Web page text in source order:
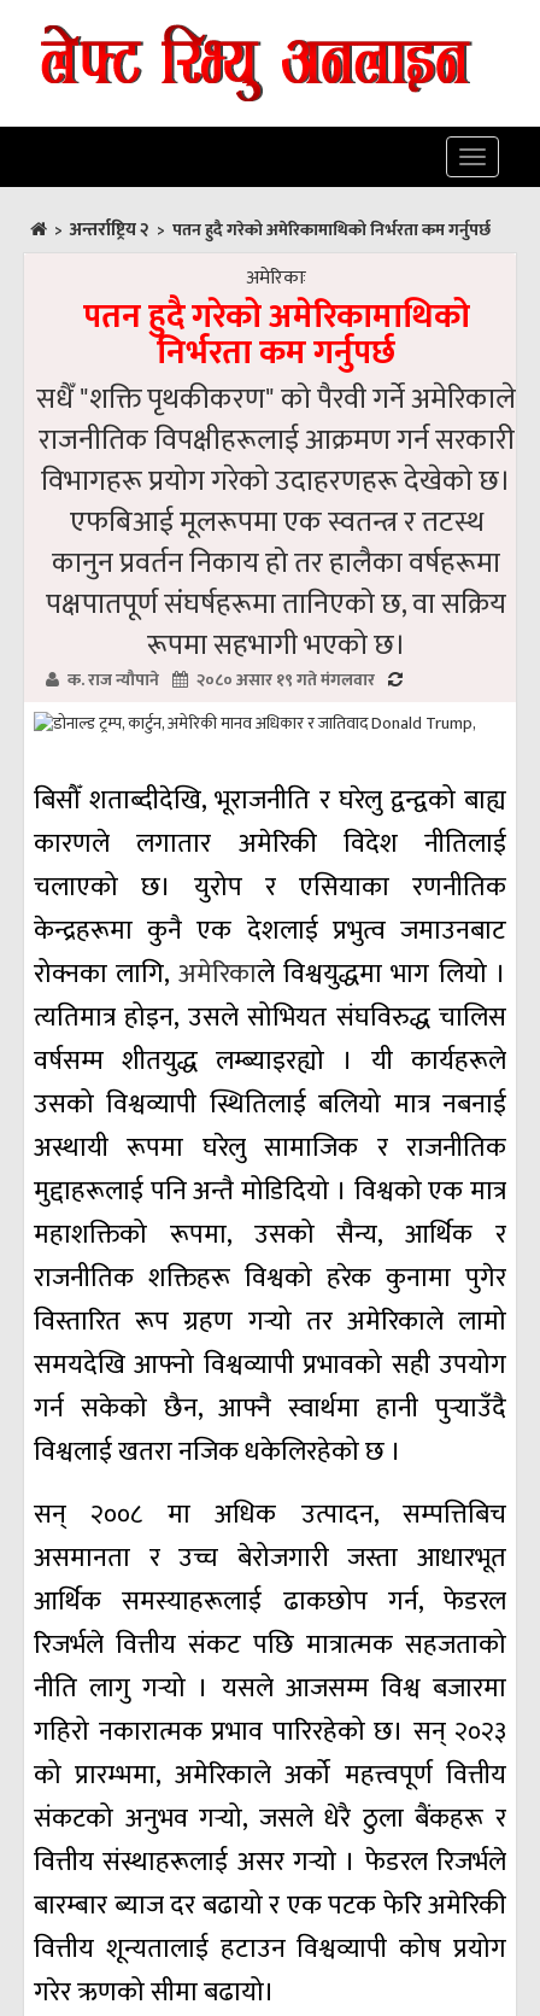
Toggle
> अन्तर्राष्ट्रिय २ > पतन हुदै गरेको अमेरिकामाथिको निर्भरता कम गर्नुपर्छ
अमेरिकाः
पतन हुदै गरेको अमेरिकामाथिको
निर्भरता कम गर्नुपर्छ
सधैँ "शक्ति पृथकीकरण" को पैरवी गर्ने अमेरिकाले
राजनीतिक विपक्षीहरूलाई आक्रमण गर्न सरकारी
विभागहरू प्रयोग गरेको उदाहरणहरू देखेको छ।
एफबिआई मूलरूपमा एक स्वतन्त्र र तटस्थ
कानुन प्रवर्तन निकाय हो तर हालैका वर्षहरूमा
पक्षपातपूर्ण संघर्षहरूमा तानिएको छ, वा सक्रिय
रूपमा सहभागी भएको छ।
क. राज न्यौपाने २०८० असार १९ गते मंगलवार
बिसौँ शताब्दीदेखि, भूराजनीति र घरेलु द्वन्द्वको बाह्य
कारणले लगातार अमेरिकी विदेश नीतिलाई
चलाएको छ। युरोप र एसियाका रणनीतिक
केन्द्रहरूमा कुनै एक देशलाई प्रभुत्व जमाउनबाट
रोक्नका लागि, अमेरिकाले विश्वयुद्धमा भाग लियो ।
त्यतिमात्र होइन, उसले सोभियत संघविरुद्ध चालिस
वर्षसम्म शीतयुद्ध लम्ब्याइरह्यो । यी कार्यहरूले
उसको विश्वव्यापी स्थितिलाई बलियो मात्र नबनाई
अस्थायी रूपमा घरेलु सामाजिक र राजनीतिक
मुद्दाहरूलाई पनि अन्तै मोडिदियो । विश्वको एक मात्र
महाशक्तिको रूपमा, उसको सैन्य, आर्थिक र
राजनीतिक शक्तिहरू विश्वको हरेक कुनामा पुगेर
विस्तारित रूप ग्रहण गर्‍यो तर अमेरिकाले लामो
समयदेखि आफ्नो विश्वव्यापी प्रभावको सही उपयोग
गर्न सकेको छैन, आफ्नै स्वार्थमा हानी पुर्‍याउँदै
विश्वलाई खतरा नजिक धकेलिरहेको छ ।
सन् २००८ मा अधिक उत्पादन, सम्पत्तिबिच
असमानता र उच्च बेरोजगारी जस्ता आधारभूत
आर्थिक समस्याहरूलाई ढाकछोप गर्न, फेडरल
रिजर्भले वित्तीय संकट पछि मात्रात्मक सहजताको
नीति लागु गर्‍यो । यसले आजसम्म विश्व बजारमा
गहिरो नकारात्मक प्रभाव पारिरहेको छ। सन् २०२३
को प्रारम्भमा, अमेरिकाले अर्को महत्त्वपूर्ण वित्तीय
संकटको अनुभव गर्‍यो, जसले धेरै ठुला बैंकहरू र
वित्तीय संस्थाहरूलाई असर गर्‍यो । फेडरल रिजर्भले
बारम्बार ब्याज दर बढायो र एक पटक फेरि अमेरिकी
वित्तीय शून्यतालाई हटाउन विश्वव्यापी कोष प्रयोग
गरेर ऋणको सीमा बढायो।